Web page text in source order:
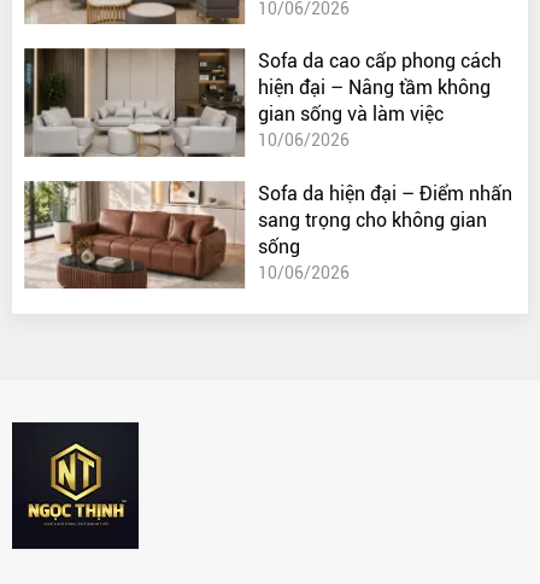
10/06/2026
Sofa da cao cấp phong cách
hiện đại – Nâng tầm không
gian sống và làm việc
10/06/2026
Sofa da hiện đại – Điểm nhấn
sang trọng cho không gian
sống
10/06/2026